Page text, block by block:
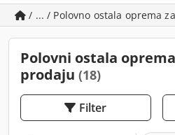
/ ... / Polovno ostala oprema
Polovni ostala
prodaju (18)
Filter